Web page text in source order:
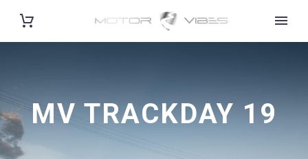
MV TRACKDAY 19